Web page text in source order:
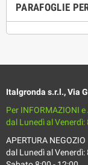
PARAFOGLIE
Italgronda s.r.l., Via
Per INFORMAZIONI e
dal Lunedì al
APERTURA NEGOZIO
dal Lunedì al